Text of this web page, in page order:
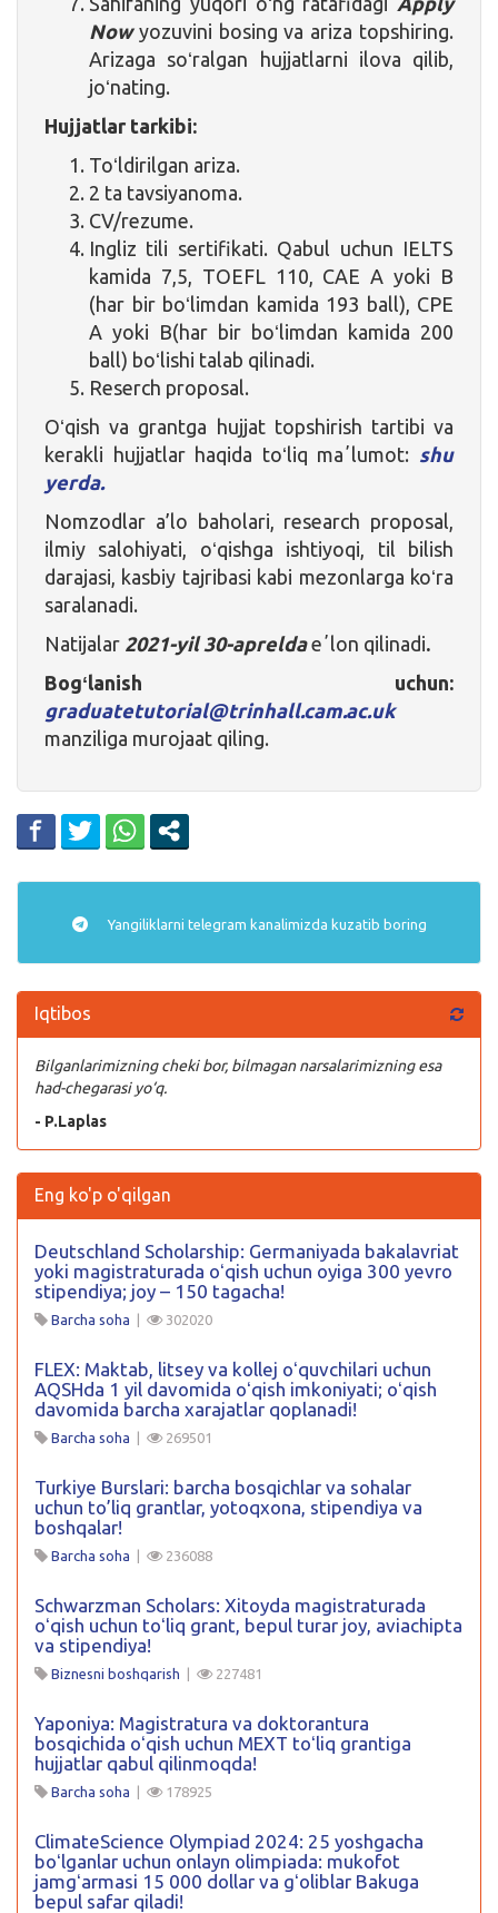
Nowyozuvini bosing va ariza topshiring.
Arizaga soʻralgan hujjatlarni ilova qilib,
joʻnating.
Hujjatlar tarkibi:
Toʻldirilgan ariza.
2 ta tavsiyanoma.
CV/rezume.
Ingliz tili sertifikati. Qabul uchun IELTS
kamida 7,5, TOEFL 110, CAE A yoki B
(har bir boʻlimdan kamida 193 ball), CPE
A yoki B(har bir boʻlimdan kamida 200
ball) boʻlishi talab qilinadi.
Reserch proposal.
Oʻqish va grantga hujjat topshirish tartibi va
kerakli hujjatlar haqida toʻliq maʼlumot: shu
yerda.
Nomzodlar a’lo baholari, research proposal,
ilmiy salohiyati, oʻqishga ishtiyoqi, til bilish
darajasi, kasbiy tajribasi kabi mezonlarga koʻra
saralanadi.
Natijalar 2021-yil 30-aprelda eʼlon qilinadi.
Bogʻlanish uchun:
graduatetutorial@trinhall.cam.ac.uk
manziliga murojaat qiling.
Yangiliklarni telegram kanalimizda kuzatib boring
Iqtibos
Bilganlarimizning cheki bor, bilmagan narsalarimizning esa
had-chegarasi yo‘q.
- P.Laplas
Eng ko'p o'qilgan
Deutschland Scholarship: Germaniyada bakalavriat
yoki magistraturada oʻqish uchun oyiga 300 yevro
stipendiya; joy – 150 tagacha!
Barcha soha | 302020
FLEX: Maktab, litsey va kollej oʻquvchilari uchun
AQSHda 1 yil davomida oʻqish imkoniyati; oʻqish
davomida barcha xarajatlar qoplanadi!
Barcha soha | 269501
Turkiye Burslari: barcha bosqichlar va sohalar
uchun to’liq grantlar, yotoqxona, stipendiya va
boshqalar!
Barcha soha | 236088
Schwarzman Scholars: Xitoyda magistraturada
oʻqish uchun toʻliq grant, bepul turar joy, aviachipta
va stipendiya!
Biznesni boshqarish | 227481
Yaponiya: Magistratura va doktorantura
bosqichida oʻqish uchun MEXT toʻliq grantiga
hujjatlar qabul qilinmoqda!
Barcha soha | 178925
ClimateScience Olympiad 2024: 25 yoshgacha
boʻlganlar uchun onlayn olimpiada: mukofot
jamgʻarmasi 15 000 dollar va gʻoliblar Bakuga
bepul safar qiladi!